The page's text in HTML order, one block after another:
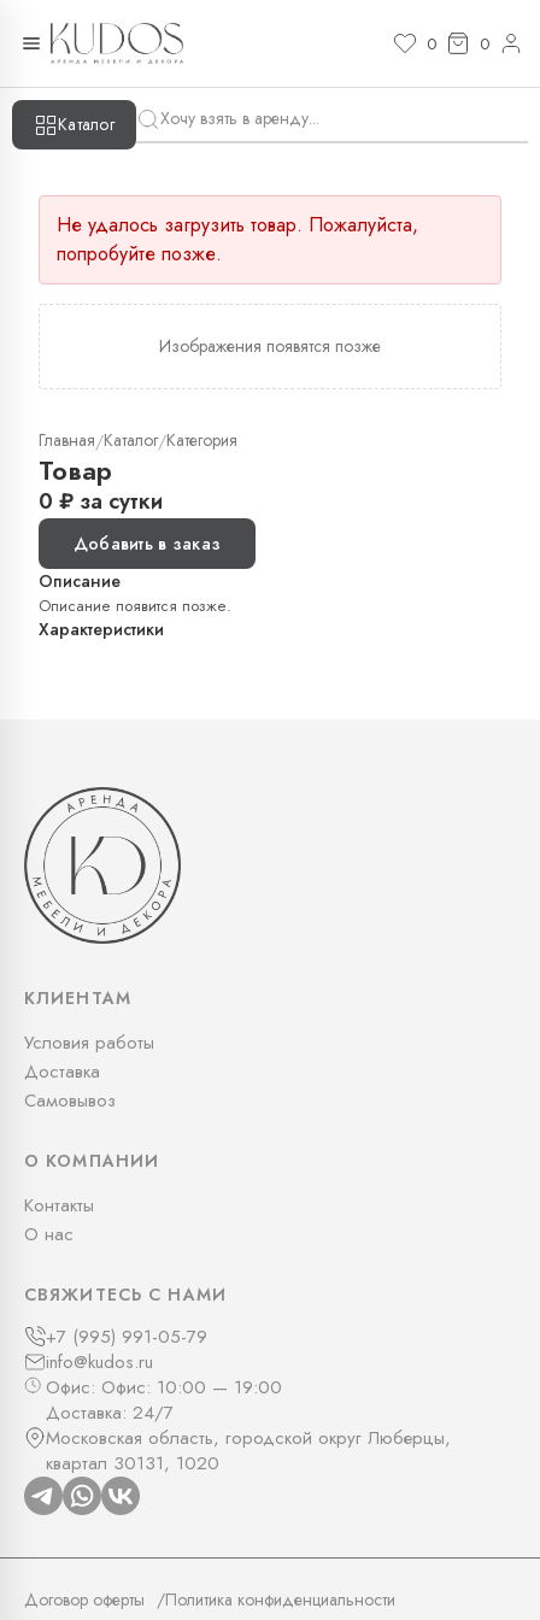
0 0
Каталог
Не удалось загрузить товар. Пожалуйста,
попробуйте позже.
Изображения появятся позже
Главная/Каталог/Категория
Товар
0 ₽ за сутки
Добавить в заказ
Описание
Описание появится позже.
Характеристики
КЛИЕНТАМ
Условия работы
Доставка
Самовывоз
О КОМПАНИИ
Контакты
О нас
СВЯЖИТЕСЬ С НАМИ
+7 (995) 991-05-79
info@kudos.ru
Офис: Офис: 10:00 — 19:00
Доставка: 24/7
Московская область, городской округ Люберцы,
квартал 30131, 1020
Договор оферты Политика конфиденциальности